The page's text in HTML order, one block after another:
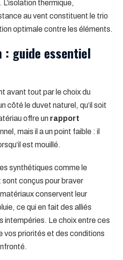
L’isolation thermique,
au vent constituent le trio
optimale contre les éléments.
: guide essentiel
avant tout par le choix du
côté le duvet naturel, qu’il soit
offre un rapport
mais il a un point faible : il
est mouillé.
synthétiques comme le
conçus pour braver
matériaux conservent leur
ce qui en fait des alliés
intempéries. Le choix entre ces
vos priorités et des conditions